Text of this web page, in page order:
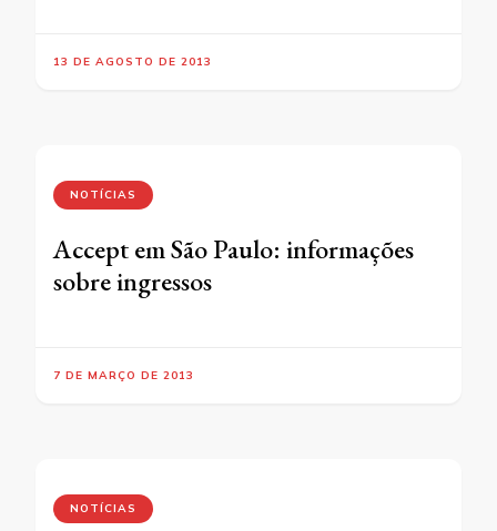
13 DE AGOSTO DE 2013
NOTÍCIAS
Accept em São Paulo: informações
sobre ingressos
7 DE MARÇO DE 2013
NOTÍCIAS